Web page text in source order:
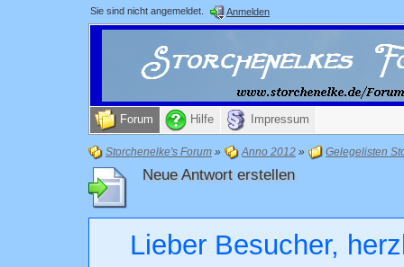
Sie sind nicht angemeldet. Anmelden
Forum Hilfe Impressum
Storchenelke's Forum » Anno 2012 » Gelegelisten
Neue Antwort erstellen
Lieber Besucher,